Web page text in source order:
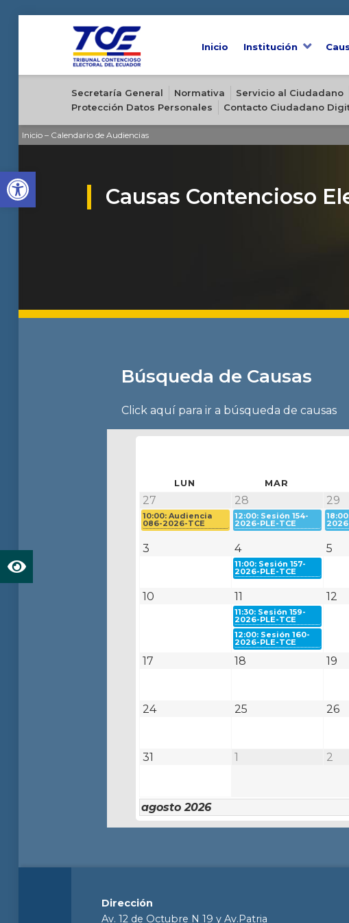
Open toolbar
Inicio Institución
Secretaría General Normativa Servicio al Ciudadano
Protección Datos Personales
Contacto Ciudadano
Inicio –Calendario de Audiencias
Causas Contencioso
Búsqueda de Causas
Click aquí para ir a búsqueda de causas
agosto 2026
LUN MAR
27
10:00: Audiencia
086-2026-TCE
28
12:00: Sesión 154-
2026-PLE-TCE
29
3 4
11:00: Sesión 157-
2026-PLE-TCE
5
10 11
11:30: Sesión 159-
2026-PLE-TCE
12:00: Sesión 160-
2026-PLE-TCE
12
17 18 19
24 25 26
31 1 2
Dirección
Av. 12 de Octubre N 19 y Av.Patria